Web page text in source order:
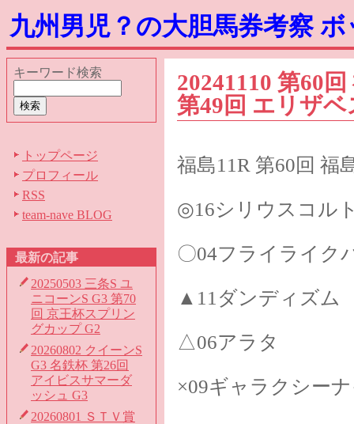
九州男児？の大胆馬券考察
キーワード検索
トップページ
プロフィール
RSS
team-nave BLOG
最新の記事
20250503 三条S ユ
ニコーンS G3 第70
回 京王杯スプリン
グカップ G2
20260802 クイーンS
G3 名鉄杯 第26回
アイビスサマーダ
ッシュ G3
20260801 ＳＴＶ賞
20241110 第60
第49回 エリザベ
福島11R 第60回 福
◎16シリウスコル
〇04フライライク
▲11ダンディズム
△06アラタ
×09ギャラクシー